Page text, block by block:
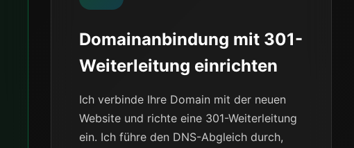
Domainanbindung mit 301-
Weiterleitung einrichten
Ich verbinde Ihre Domain mit der neuen
Website und richte eine 301-Weiterleitung
ein. Ich führe den DNS-Abgleich durch,